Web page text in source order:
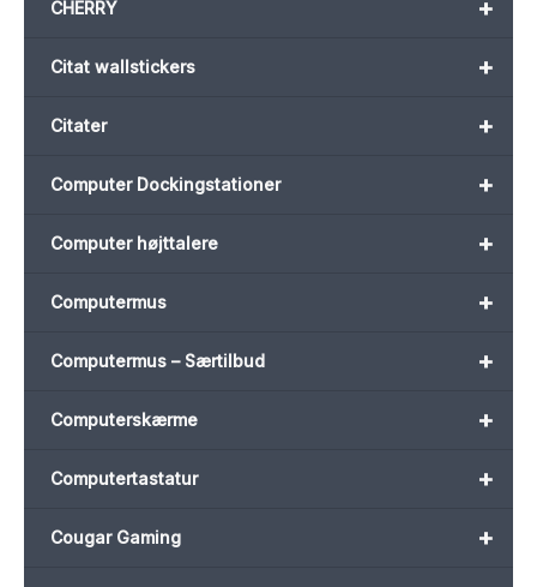
+
CHERRY
+
Citat wallstickers
+
Citater
+
Computer Dockingstationer
+
Computer højttalere
+
Computermus
+
Computermus – Særtilbud
+
Computerskærme
+
Computertastatur
+
Cougar Gaming